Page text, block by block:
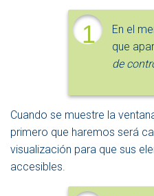
1
En el
que
de
Cuando se muestre la
primero que haremos será
visualización para que sus
accesibles.